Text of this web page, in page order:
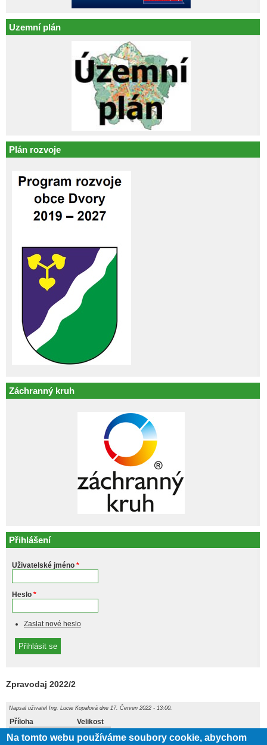
Uzemní plán
Plán rozvoje
Záchranný kruh
Přihlášení
Uživatelské jméno *
Heslo *
Zaslat nové heslo
Zpravodaj 2022/2
Napsal uživatel Ing. Lucie Kopalová dne 17. Červen 2022 - 13:00.
Příloha
Velikost
Zpravodaj 27.pdf 9.65 MB
Na tomto webu používáme soubory cookie, abychom